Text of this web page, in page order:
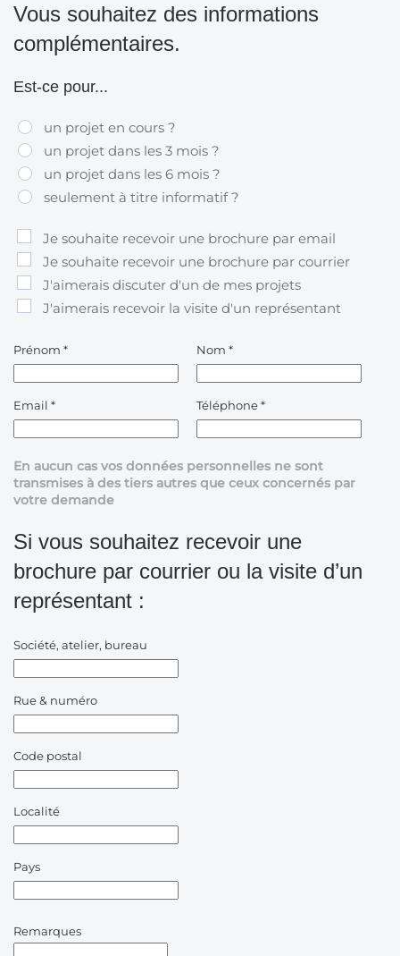
Vous souhaitez des informations
complémentaires.
Est-ce pour...
un projet en cours ?
un projet dans les 3 mois ?
un projet dans les 6 mois ?
seulement à titre informatif ?
Je souhaite recevoir une brochure par email
Je souhaite recevoir une brochure par courrier
J'aimerais discuter d'un de mes projets
J'aimerais recevoir la visite d'un représentant
Prénom * Nom *
Email * Téléphone*
En aucun cas vos données personnelles ne sont
transmises à des tiers autres que ceux concernés par
votre demande
Si vous souhaitez recevoir une
brochure par courrier ou la visite d’un
représentant :
Société, atelier, bureau
Rue & numéro
Code postal
Localité
Pays
Remarques